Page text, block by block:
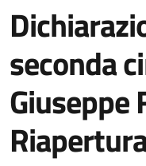
seconda
Giuseppe